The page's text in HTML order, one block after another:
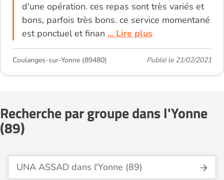
d'une opération. ces repas sont très variés et
bons, parfois très bons. ce service momentané
est ponctuel et finan ... Lire plus
Coulanges-sur-Yonne (89480) Publié le 21/02/2021
Recherche par groupe dans l'Yonne
(89)
UNA ASSAD dans l'Yonne (89)